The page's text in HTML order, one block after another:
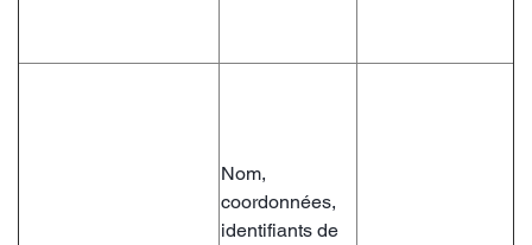
Nom,
coordonnées,
identifiants de